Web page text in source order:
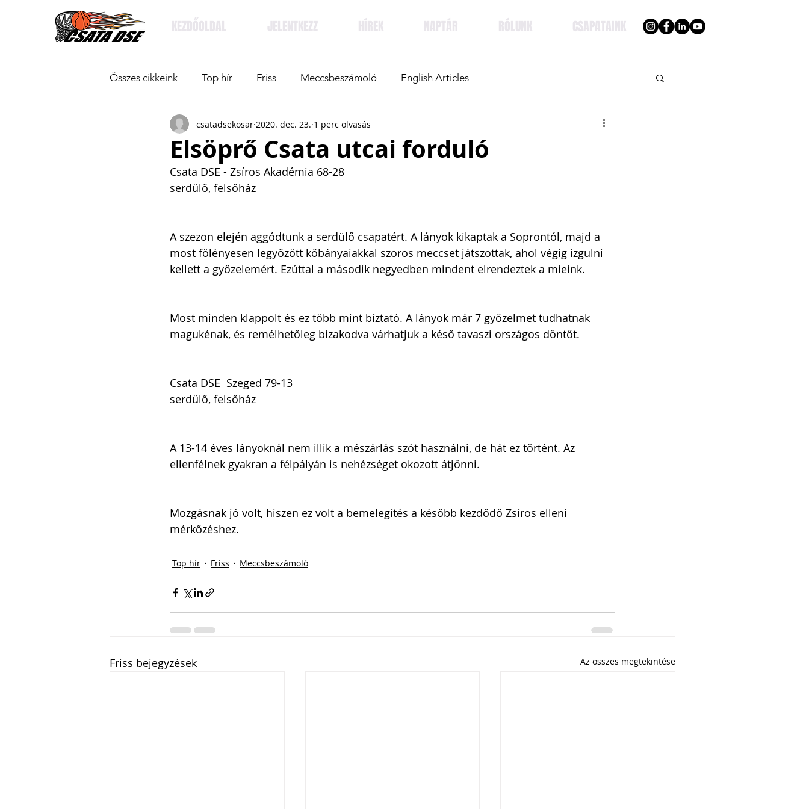
KEZDŐOLDAL JELENTKEZZ HÍREK NAPTÁR RÓLUNK CSAPATAINK
Összes cikkeink Top hír Friss Meccsbeszámoló English Articles
Elsöprő Csata utcai forduló
csatadsekosar 2020. dec. 23. 1 perc olvasás
Csata DSE - Zsíros Akadémia 68-28
serdülő, felsőház
A szezon elején aggódtunk a serdülő csapatért. A lányok kikaptak a Soprontól, majd a
most fölényesen legyőzött kőbányaiakkal szoros meccset játszottak, ahol végig izgulni
kellett a győzelemért. Ezúttal a második negyedben mindent elrendeztek a mieink.
Most minden klappolt és ez több mint bíztató. A lányok már 7 győzelmet tudhatnak
magukénak, és remélhetőleg bizakodva várhatjuk a késő tavaszi országos döntőt.
Csata DSE  Szeged 79-13
serdülő, felsőház
A 13-14 éves lányoknál nem illik a mészárlás szót használni, de hát ez történt. Az
ellenfélnek gyakran a félpályán is nehézséget okozott átjönni.
Mozgásnak jó volt, hiszen ez volt a bemelegítés a később kezdődő Zsíros elleni
mérkőzéshez.
Top hír Friss Meccsbeszámoló
Friss bejegyzések Az összes megtekintése